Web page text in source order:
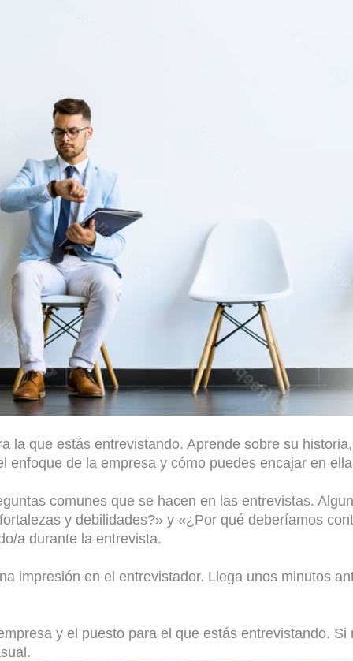
la que estás entrevistando. Aprende sobre su
enfoque de la empresa y cómo puedes encajar en
comunes que se hacen en las entrevistas.
y debilidades?» y «¿Por qué deberíamos
a durante la entrevista.
impresión en el entrevistador. Llega unos minutos
y el puesto para el que estás entrevistando.